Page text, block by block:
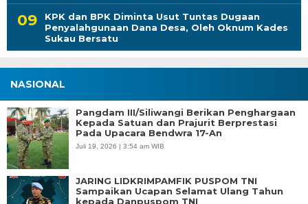
KPK dan BPK Diminta Usut Tuntas Dugaan
Penyalahgunaan Dana Desa, Oleh Oknum Kades
Sukau Bersatu
NASIONAL
Pangdam III/Siliwangi Berikan Penghargaan
Kepada Satuan dan Prajurit Berprestasi
Pada Upacara Bendwra 17-An
Juli 19, 2026 | 3:54 am WIB
JARING LIDKRIMPAMFIK PUSPOM TNI
Sampaikan Ucapan Selamat Ulang Tahun
kepada Danpuspom TNI